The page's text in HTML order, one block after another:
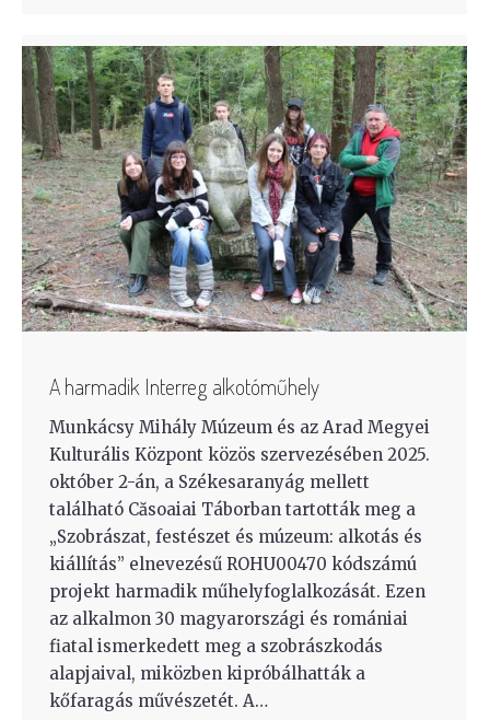
A harmadik Interreg alkotóműhely
Munkácsy Mihály Múzeum és az Arad Megyei
Kulturális Központ közös szervezésében 2025.
október 2-án, a Székesaranyág mellett
található Căsoaiai Táborban tartották meg a
„Szobrászat, festészet és múzeum: alkotás és
kiállítás” elnevezésű ROHU00470 kódszámú
projekt harmadik műhelyfoglalkozását. Ezen
az alkalmon 30 magyarországi és romániai
fiatal ismerkedett meg a szobrászkodás
alapjaival, miközben kipróbálhatták a
kőfaragás művészetét. A…